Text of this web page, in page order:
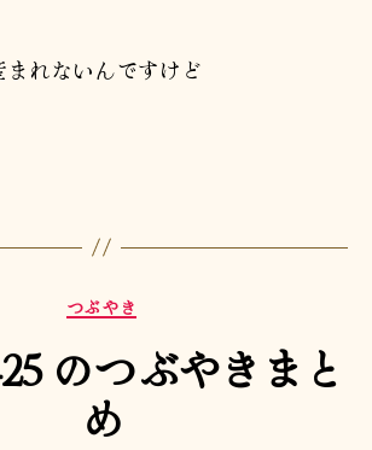
れないんですけど
カ
テ
ゴ
リ
ー
つぶやき
のつぶやきまと
め